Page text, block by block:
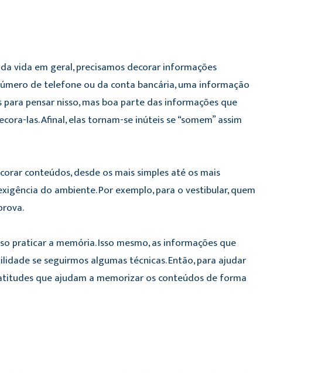
vida em geral, precisamos decorar informações
de telefone ou da conta bancária, uma informação
pensar nisso, mas boa parte das informações que
las. Afinal, elas tornam-se inúteis se “somem” assim
conteúdos, desde os mais simples até os mais
do ambiente. Por exemplo, para o vestibular, quem
praticar a memória. Isso mesmo, as informações que
se seguirmos algumas técnicas. Então, para ajudar
que ajudam a memorizar os conteúdos de forma